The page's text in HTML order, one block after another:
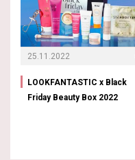
25.11.2022
LOOKFANTASTIC x Black
Friday Beauty Box 2022